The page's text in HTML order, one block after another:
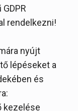
rendelkezni!
nyújt
lépéseket a
és
kezelése